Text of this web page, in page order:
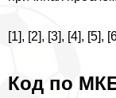
[1], [2], [3], [4], [5],
Код по